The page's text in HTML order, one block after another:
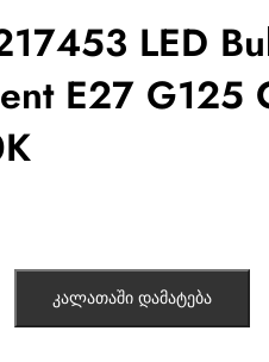
LED
E27 G125
კალათაში დამატება